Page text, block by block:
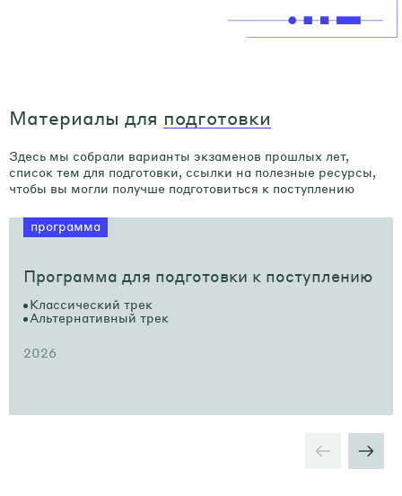
Материалы для подготовки
Здесь мы собрали варианты экзаменов прошлых лет,
список тем для подготовки, ссылки на полезные ресурсы,
чтобы вы могли получше подготовиться к поступлению
Программа для подготовки к поступлению
программа
Классический трек
Альтернативный трек
2026